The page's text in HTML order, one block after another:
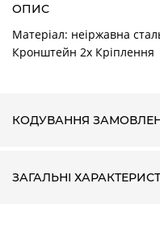
ОПИС
Матеріал: неіржавна
Кронштейн 2x Кріплення
КОДУВАННЯ
ЗАГАЛЬНІ